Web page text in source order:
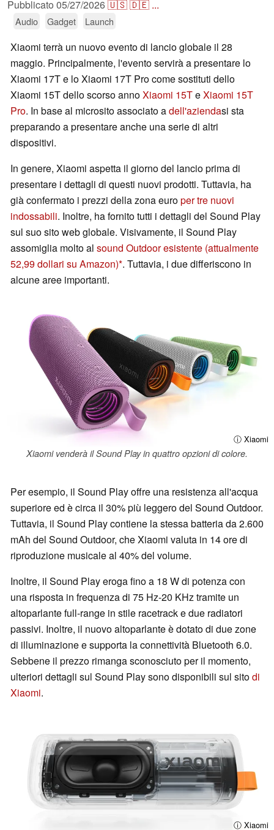
Pubblicato 05/27/2026🇺🇸🇩🇪 ...
Audio Gadget Launch
Xiaomi terrà un nuovo evento di lancio globale il 28
maggio. Principalmente, l'evento servirà a presentare lo
Xiaomi 17T e lo Xiaomi 17T Pro come sostituti dello
Xiaomi 15T dello scorso annoXiaomi 15TeXiaomi 15T
Pro. In base al microsito associato adell'aziendasi sta
preparando a presentare anche una serie di altri
dispositivi.
In genere, Xiaomi aspetta il giorno del lancio prima di
presentare i dettagli di questi nuovi prodotti. Tuttavia, ha
già confermato i prezzi della zona europer tre nuovi
indossabili. Inoltre, ha fornito tutti i dettagli del Sound Play
sul suo sito web globale. Visivamente, il Sound Play
assomiglia molto al sound Outdoor esistente (attualmente
52,99 dollari su Amazon) . Tuttavia, i due differiscono in
alcune aree importanti.
ⓘ Xiaomi
Xiaomi venderà il Sound Play in quattro opzioni di colore.
Per esempio, il Sound Play offre una resistenza all'acqua
superiore ed è circa il 30% più leggero del Sound Outdoor.
Tuttavia, il Sound Play contiene la stessa batteria da 2.600
mAh del Sound Outdoor, che Xiaomi valuta in 14 ore di
riproduzione musicale al 40% del volume.
Inoltre, il Sound Play eroga fino a 18 W di potenza con
una risposta in frequenza di 75 Hz-20 KHz tramite un
altoparlante full-range in stile racetrack e due radiatori
passivi. Inoltre, il nuovo altoparlante è dotato di due zone
di illuminazione e supporta la connettività Bluetooth 6.0.
Sebbene il prezzo rimanga sconosciuto per il momento,
ulteriori dettagli sul Sound Play sono disponibili sul sitodi
Xiaomi.
ⓘ Xiaomi